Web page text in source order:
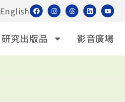
English
研究出版品 影音廣場